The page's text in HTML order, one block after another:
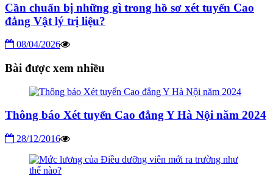
Cần chuẩn bị những gì trong hồ sơ xét tuyển Cao
đẳng Vật lý trị liệu?
08/04/2026
Bài được xem nhiều
Thông báo Xét tuyển Cao đẳng Y Hà Nội năm 2024
28/12/2016